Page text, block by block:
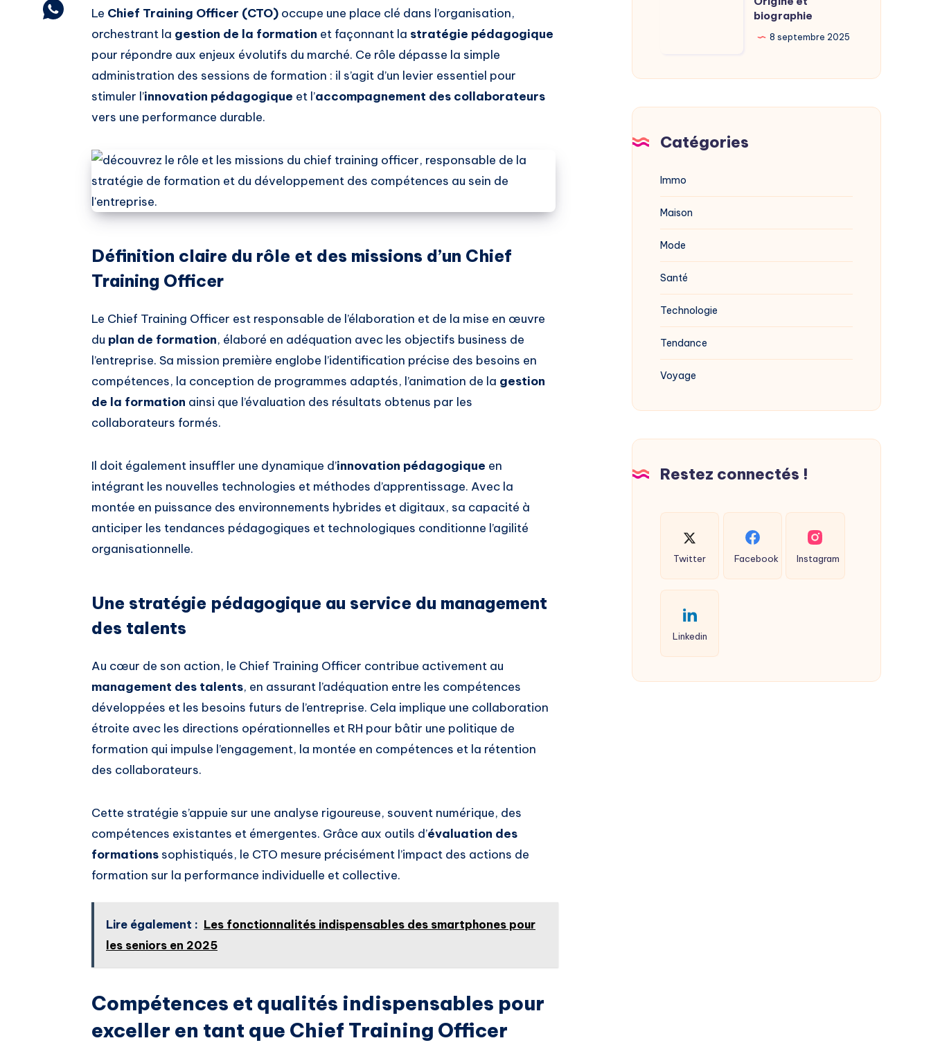
Email
Share
Whatsapp
Le Chief Training Officer (CTO) occupe une place clé dans l’organisation,
orchestrant la gestion de la formation et façonnant la stratégie pédagogique
pour répondre aux enjeux évolutifs du marché. Ce rôle dépasse la simple
administration des sessions de formation : il s’agit d’un levier essentiel pour
stimuler l’innovation pédagogique et l’accompagnement des collaborateurs
vers une performance durable.
Définition claire du rôle et des missions d’un Chief
Training Officer
Le Chief Training Officer est responsable de l’élaboration et de la mise en œuvre
du plan de formation, élaboré en adéquation avec les objectifs business de
l’entreprise. Sa mission première englobe l’identification précise des besoins en
compétences, la conception de programmes adaptés, l’animation de la gestion
de la formation ainsi que l’évaluation des résultats obtenus par les
collaborateurs formés.
Il doit également insuffler une dynamique d’innovation pédagogique en
intégrant les nouvelles technologies et méthodes d’apprentissage. Avec la
montée en puissance des environnements hybrides et digitaux, sa capacité à
anticiper les tendances pédagogiques et technologiques conditionne l’agilité
organisationnelle.
Une stratégie pédagogique au service du management
des talents
Au cœur de son action, le Chief Training Officer contribue activement au
management des talents, en assurant l’adéquation entre les compétences
développées et les besoins futurs de l’entreprise. Cela implique une collaboration
étroite avec les directions opérationnelles et RH pour bâtir une politique de
formation qui impulse l’engagement, la montée en compétences et la rétention
des collaborateurs.
Cette stratégie s’appuie sur une analyse rigoureuse, souvent numérique, des
compétences existantes et émergentes. Grâce aux outils d’évaluation des
formations sophistiqués, le CTO mesure précisément l’impact des actions de
formation sur la performance individuelle et collective.
Lire également : Les fonctionnalités indispensables des smartphones pour
les seniors en 2025
Compétences et qualités indispensables pour
exceller en tant que Chief Training Officer
biographie
biographie
8 septembre 2025
Catégories
Immo
Maison
Mode
Santé
Technologie
Tendance
Voyage
Restez connectés !
Twitter Facebook Instagram
Linkedin